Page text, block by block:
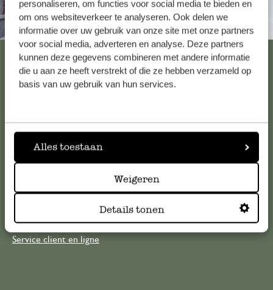
personaliseren, om functies voor social media te bieden en
om ons websiteverkeer te analyseren. Ook delen we
informatie over uw gebruik van onze site met onze partners
voor social media, adverteren en analyse. Deze partners
kunnen deze gegevens combineren met andere informatie
die u aan ze heeft verstrekt of die ze hebben verzameld op
basis van uw gebruik van hun services.
Alles toestaan
Weigeren
Details tonen
Toujours à proximité
Voir les 62 magasins
veuillez contacter notre service clientèle. Ou retrouvez ici
nos réponses aux
Service client en ligne